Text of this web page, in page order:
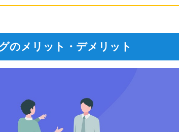
のメリット・デメリット